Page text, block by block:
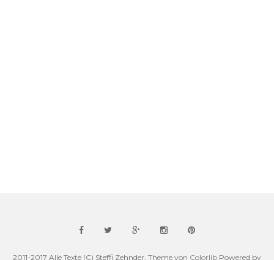
2011-2017 Alle Texte (C) Steffi Zehnder. Theme von Colorlib Powered by